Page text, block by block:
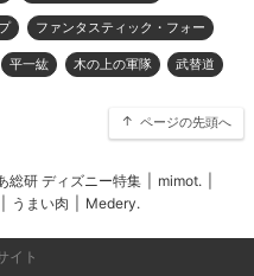
ファンタスティック・フォー
平一紘 木の上の軍隊 武替道
ページの先頭へ
総研 ディズニー特集 mimot.
うまい肉 Medery.
イト